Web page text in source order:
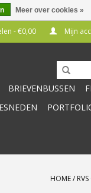
- €0,00 Mijn
BRIEVENBUSSEN
HOME/
Meer over cookies »